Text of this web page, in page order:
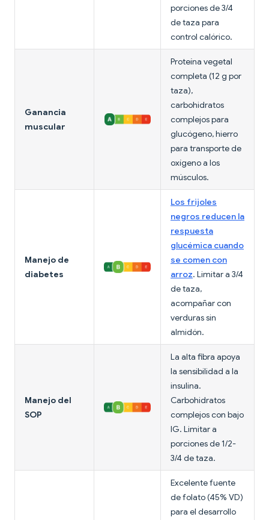
porciones de 3/4
de taza para
control calórico.
Ganancia
muscular
Proteína vegetal
completa (12 g por
taza),
carbohidratos
complejos para
glucógeno, hierro
para transporte de
oxígeno a los
músculos.
Manejo de
diabetes
Los frijoles
negros reducen la
respuesta
glucémica cuando
se comen con
arroz. Limitar a 3/4
de taza,
acompañar con
verduras sin
almidón.
Manejo del
SOP
La alta fibra apoya
la sensibilidad a la
insulina.
Carbohidratos
complejos con bajo
IG. Limitar a
porciones de 1/2-
3/4 de taza.
Excelente fuente
de folato (45% VD)
para el desarrollo